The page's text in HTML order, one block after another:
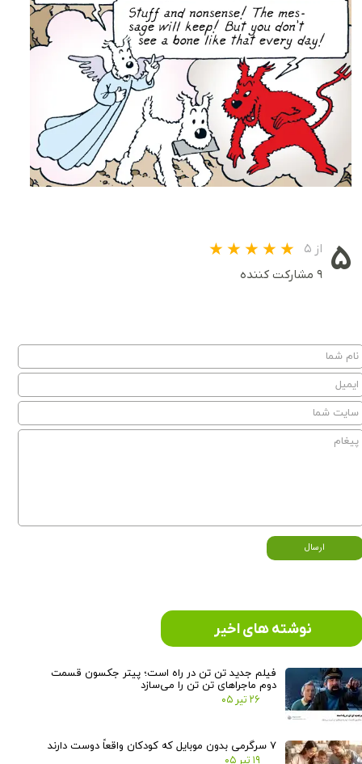
۵ از ۵
۹ مشارکت کننده
ارسال
فیلم جدید تن تن در راه است؛ پیتر جکسون قسمت
دوم ماجراهای تن تن را می‌سازد
۲۶ تیر ۰۵
۷ سرگرمی بدون موبایل که کودکان واقعاً دوست دارند
۱۹ تیر ۰۵
نوشته های اخیر